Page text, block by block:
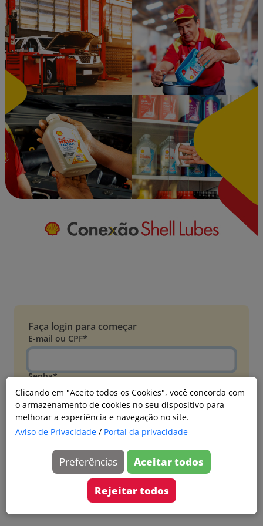
Clicando em "Aceito todos os Cookies", você concorda com
o armazenamento de cookies no seu dispositivo para
melhorar a experiência e navegação no site.
Aviso de Privacidade / Portal da privacidade
Preferências Aceitar todos
Rejeitar todos
Faça login para começar
E-mail ou CPF*
Senha*
Esqueci minha senha
Entrar
Acessar com Microsoft
Ainda não faz parte?
Cadastre-se
Versão 20260805.7